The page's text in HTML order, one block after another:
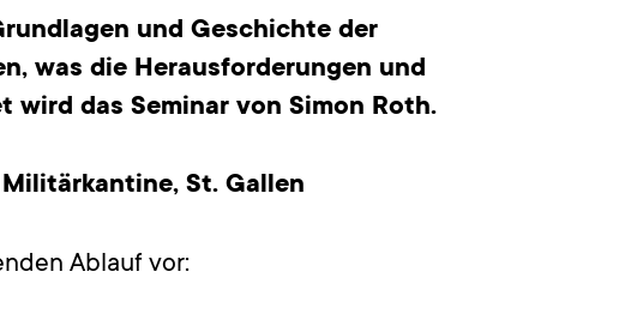
und Geschichte der
was die Herausforderungen und
wird das Seminar von Simon Roth.
St. Gallen
Ablauf vor: